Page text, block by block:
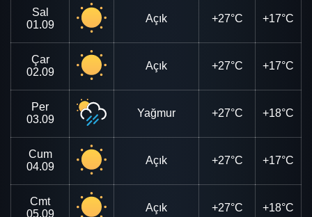
Sal
01.09
Açık +27°C +17°C
Çar
02.09
Açık +27°C +17°C
Per
03.09
Yağmur +27°C +18°C
Cum
04.09
Açık +27°C +17°C
Cmt
05.09
Açık +27°C +18°C